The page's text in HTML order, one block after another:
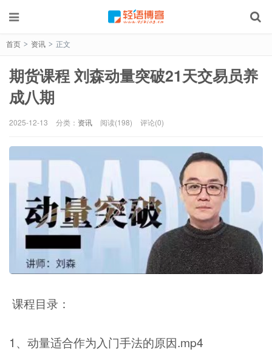
首页 > 资讯 > 正文
期货课程 刘森动量突破21天交易员养
成八期
2025-12-13 分类： 资讯 阅读(198) 评论(0)
课程目录：
1、动量适合作为入门手法的原因.mp4